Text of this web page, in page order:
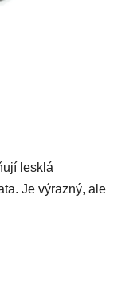
lesklá
Je výrazný, ale